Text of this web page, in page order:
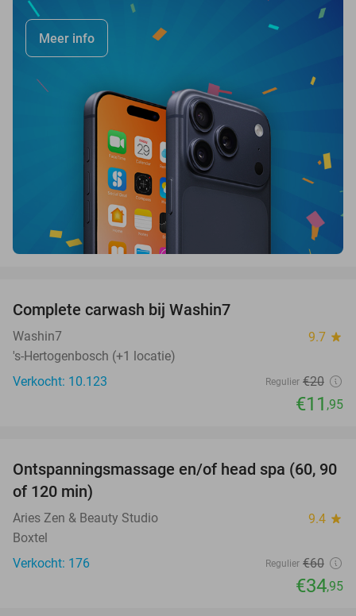
Meer info
Complete carwash bij Washin7
Washin7 9.7 star
's-Hertogenbosch (+1 locatie)
Verkocht: 10.123
Regulier €20
€11 ,95
42%
Ontspanningsmassage en/of head spa (60, 90
of 120 min)
Aries Zen & Beauty Studio 9.4 star
Boxtel
Verkocht: 176
Regulier €60
€34,95